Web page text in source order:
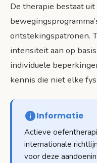
De therapie bestaat
ontstekingspatronen.
intensiteit aan op
individuele
kennis die niet elke
Informatie
Actieve
internationale
voor deze